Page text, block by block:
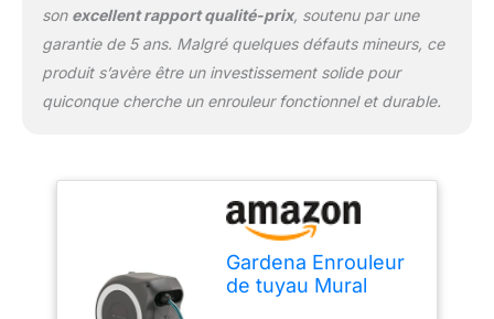
tuyau mural Gardena, 1x
15 m Tuyau de qualité
Gardena (11 mm), 1x
tuyau de raccordement,
1x pulvérisateur, 1x
son excellent rapport qualité-prix, soutenu par une
garantie de 5 ans. Malgré quelques défauts mineurs, ce
produit s’avère être un investissement solide pour
quiconque cherche un enrouleur fonctionnel et durable.
Gardena Enrouleur
de tuyau Mural